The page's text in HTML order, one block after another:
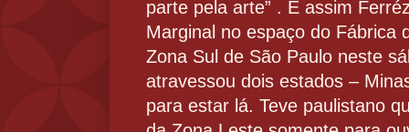
parte pela arte” . E assim
Marginal no espaço do Fábrica
Zona Sul de São Paulo neste
atravessou dois estados –
para estar lá. Teve paulistano